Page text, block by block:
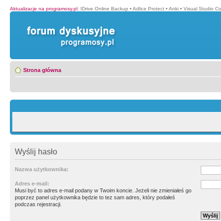
Aktualizacje na programosy.pl: IDrive Online Backup • Adlice Protect • Anki • Visual Studio
Strona główna
Wyślij hasło
Nazwa użytkownika:
Adres e-mail:
Musi być to adres e-mail podany w Twoim koncie. Jeżeli nie zmieniałeś go
poprzez panel użytkownika będzie to tez sam adres, który podałeś
podczas rejestracji.